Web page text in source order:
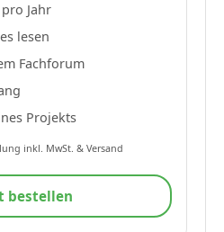
Jahr
lesen
Fachforum
Projekts
inkl. MwSt. & Versand
bestellen